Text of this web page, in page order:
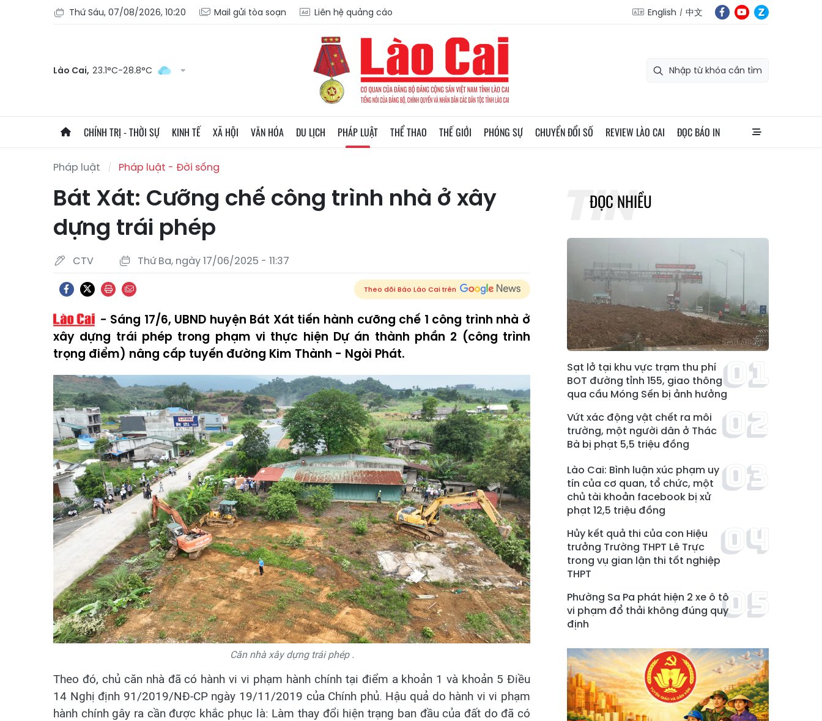
Thứ Sáu, 07/08/2026, 10:20 Mail gửi tòa soạn Liên hệ quảng cáo English 中文
Lào Cai, 23.1°C-28.8°C
CHÍNH TRỊ - THỜI SỰ KINH TẾ XÃ HỘI VĂN HÓA DU LỊCH PHÁP LUẬT THỂ THAO THẾ GIỚI PHÓNG SỰ CHUYỂN ĐỔI SỐ REVIEW LÀO CAI ĐỌC BÁO IN
Pháp luật Pháp luật - Đời sống
Bát Xát: Cưỡng chế công trình nhà ở xây
dựng trái phép
CTV Thứ Ba, ngày 17/06/2025 - 11:37
Theo dõi Báo Lào Cai trên
Sáng 17/6, UBND huyện Bát Xát tiến hành cưỡng chế 1 công trình nhà ở
xây dựng trái phép trong phạm vi thực hiện Dự án thành phần 2 (công trình
trọng điểm) nâng cấp tuyến đường Kim Thành - Ngòi Phát.
Căn nhà xây dựng trái phép .
Theo đó, chủ căn nhà đã có hành vi vi phạm hành chính tại điểm a khoản 1 và khoản 5 Điều
14 Nghị định 91/2019/NĐ-CP ngày 19/11/2019 của Chính phủ. Hậu quả do hành vi vi phạm
hành chính gây ra cần được khắc phục là: Làm thay đổi hiện trạng ban đầu của đất do đã có
ĐỌC NHIỀU
Sạt lở tại khu vực trạm thu phí
BOT đường tỉnh 155, giao thông
qua cầu Móng Sến bị ảnh hưởng
Vứt xác động vật chết ra môi
trường, một người dân ở Thác
Bà bị phạt 5,5 triệu đồng
Lào Cai: Bình luận xúc phạm uy
tín của cơ quan, tổ chức, một
chủ tài khoản facebook bị xử
phạt 12,5 triệu đồng
Hủy kết quả thi của con Hiệu
trưởng Trường THPT Lê Trực
trong vụ gian lận thi tốt nghiệp
THPT
Phường Sa Pa phát hiện 2 xe ô tô
vi phạm đổ thải không đúng quy
định